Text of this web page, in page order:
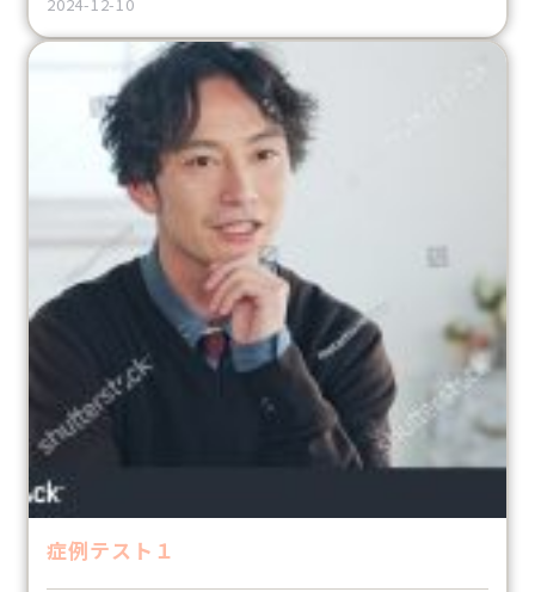
症例テスト１